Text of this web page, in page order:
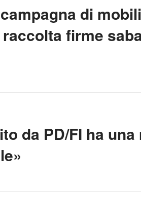
di
firme
da PD/FI ha una